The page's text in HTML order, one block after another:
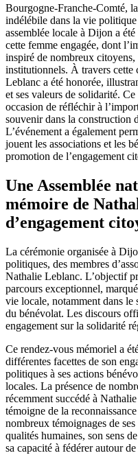
Bourgogne-Franche-Comté,
indélébile dans la vie
assemblée locale à Dijon a
cette femme engagée, dont
inspiré de nombreux citoyens,
institutionnels. À travers cette
Leblanc a été honorée,
et ses valeurs de solidarité.
occasion de réfléchir à
souvenir dans la construction
L’événement a également
jouent les associations et les
promotion de l’engagement
Une Assemblée
mémoire de
d’engagement
La cérémonie organisée à
politiques, des membres
Nathalie Leblanc. L’objectif
parcours exceptionnel,
vie locale, notamment dans le
du bénévolat. Les discours
engagement sur la solidarité
Ce rendez-vous mémoriel a
différentes facettes de son
politiques à ses actions
locales. La présence de
récemment succédé à
témoigne de la
nombreux témoignages de
qualités humaines, son sens
sa capacité à fédérer autour